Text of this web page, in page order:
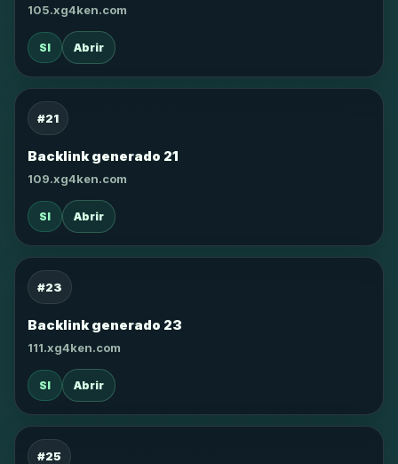
105.xg4ken.com
SI Abrir
#21
Backlink generado 21
109.xg4ken.com
SI Abrir
#23
Backlink generado 23
111.xg4ken.com
SI Abrir
#25